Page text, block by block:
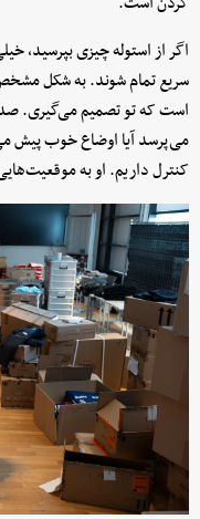
اگر از استوله چیزی بپرسید،
سریع تمام شوند. به شکل
است که تو تصمیم می‌گیری.
می‌پرسد آیا اوضاع خوب پیش
کنترل داریم. او به